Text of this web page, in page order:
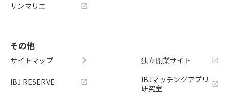
サンマリエ
その他
サイトマップ
IBJ RESERVE
独立開業サイト
IBJマッチングアプリ
研究室